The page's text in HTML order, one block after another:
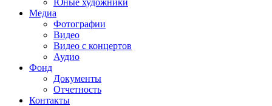
Юные художники
Медиа
Фотографии
Видео
Видео с концертов
Аудио
Фонд
Документы
Отчетность
Контакты